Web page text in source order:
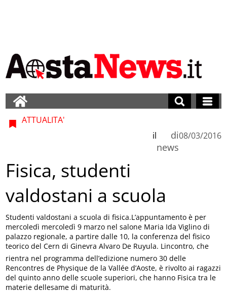
ATTUALITA'
di
news
il 08/03/2016
Fisica, studenti
valdostani a scuola
Studenti valdostani a scuola di fisica.L’appuntamento è per
mercoledì mercoledì 9 marzo nel salone Maria Ida Viglino di
palazzo regionale, a partire dalle 10, la conferenza del fisico
teorico del Cern di Ginevra Alvaro De Ruyula. Lincontro, che
rientra nel programma dell’edizione numero 30 delle
Rencontres de Physique de la Vallée d’Aoste, è rivolto ai ragazzi
del quinto anno delle scuole superiori, che hanno Fisica tra le
materie dellesame di maturità.